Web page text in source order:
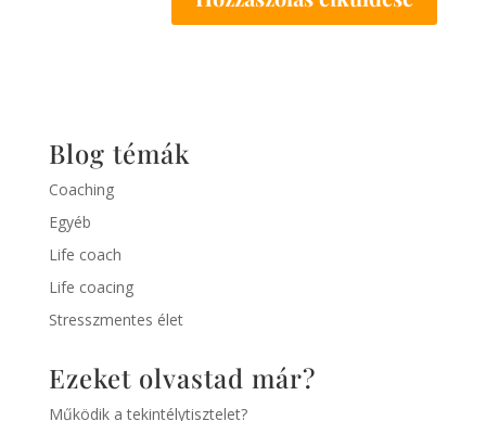
Blog témák
Coaching
Egyéb
Life coach
Life coacing
Stresszmentes élet
Ezeket olvastad már?
Működik a tekintélytisztelet?